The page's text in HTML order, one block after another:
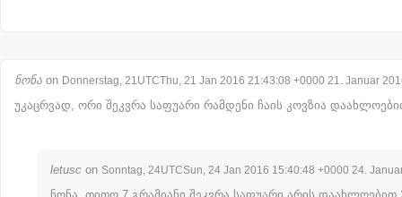
ნონა on Donnerstag, 21UTCThu, 21 Jan 2016 21:43:08 +0000 21. Januar
უკაცრვად, ორი შეკვრა საფუარი რამდენი ჩაის კოვზია
letusc on Sonntag, 24UTCSun, 24 Jan 2016 15:40:48 +0000 24.